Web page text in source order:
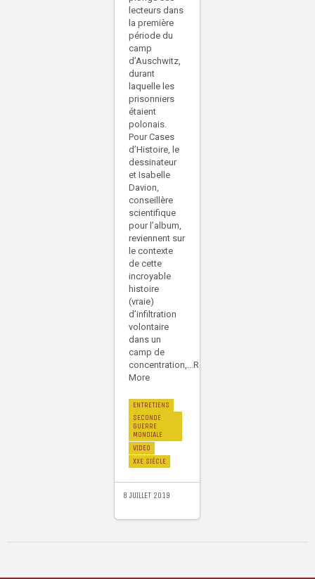
lecteurs dans
la première
période du
camp
d’Auschwitz,
durant
laquelle les
prisonniers
étaient
polonais.
Pour Cases
d’Histoire, le
dessinateur
et Isabelle
Davion,
conseillère
scientifique
pour l’album,
reviennent sur
le contexte
de cette
incroyable
histoire
(vraie)
d’infiltration
volontaire
dans un
camp de
concentration,...Read
More
ENTRETIENS
SECONDE
GUERRE
MONDIALE
VIDEO
XXE SIÈCLE
8 JUILLET 2019